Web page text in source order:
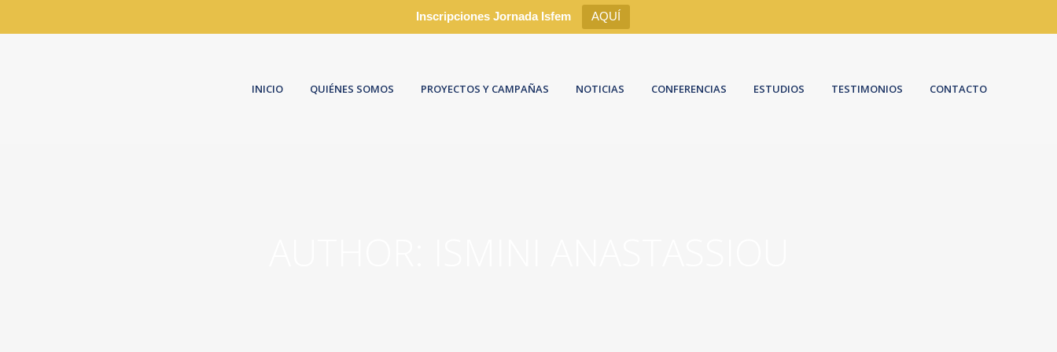
Inscripciones Jornada Isfem AQUÍ
INICIO QUIÉNES SOMOS PROYECTOS Y CAMPAÑAS NOTICIAS CONFERENCIAS ESTUDIOS TESTIMONIOS CONTACTO